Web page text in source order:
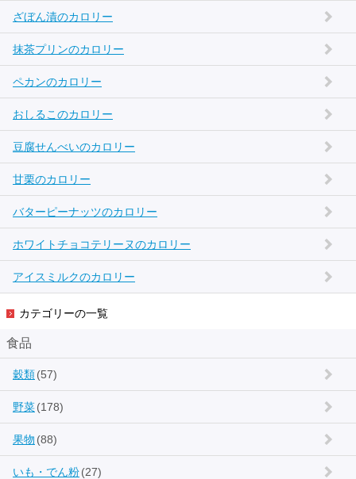
ざぼん漬のカロリー
抹茶プリンのカロリー
ペカンのカロリー
おしるこのカロリー
豆腐せんべいのカロリー
甘栗のカロリー
バターピーナッツのカロリー
ホワイトチョコテリーヌのカロリー
アイスミルクのカロリー
カテゴリーの一覧
食品
穀類(57)
野菜(178)
果物 (88)
いも・でん粉(27)